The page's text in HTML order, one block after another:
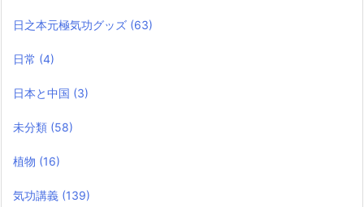
日之本元極気功グッズ (63)
日常 (4)
日本と中国 (3)
未分類 (58)
植物 (16)
気功講義 (139)